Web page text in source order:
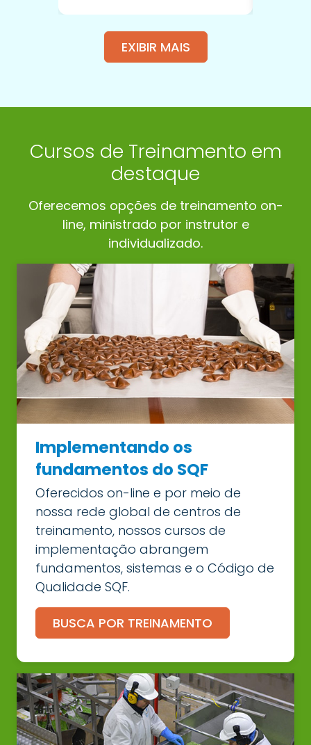
EXIBIR MAIS
Cursos de Treinamento em
destaque
Oferecemos opções de treinamento on-
line, ministrado por instrutor e
individualizado.
Implementando os
fundamentos do SQF
Oferecidos on-line e por meio de
nossa rede global de centros de
treinamento, nossos cursos de
implementação abrangem
fundamentos, sistemas e o Código de
Qualidade SQF.
BUSCA POR TREINAMENTO